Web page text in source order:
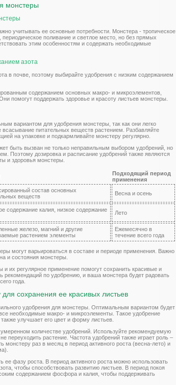
монстеры
учитывать ее основные потребности. Монстера - тропическое
поливание и светлое место, но без прямых
этим особенностям и содержать необходимые
азота
в почве, поэтому выбирайте удобрения с низким содержанием
содержанием основных макро- и микроэлементов,
помогут поддержать здоровье и красоту листьев монстеры.
вариантом для удобрения монстеры, так как они легко
питательных веществ растением. Разбавляйте
на упаковке и подкармливайте монстеру регулярно.
быть вызван не только неправильным выбором удобрений, но
Поэтому дозировка и расписание удобрений также являются
и здоровья монстеры.
Подходящий период
применения
состав основных
веществ
Весна и осень
содержание калия, низкое содержание
Лето
железо, магний и другие
растением элементы
Ежемесячно в
течение всего года
могут варьироваться в составе и периоде применения. Важно
и состояния монстеры.
их регулярное применение помогут сохранить красивые и
рекомендаций по удобрению, и ваша монстера будет радовать
года.
сохранения ее красивых листьев
удобрения для монстеры. Оптимальным вариантом будет
необходимые макро- и микроэлементы. Такое удобрение
улучшает его цвет и форму листьев.
количестве удобрений. Используйте рекомендуемую
переуходить растение. Частота удобрений также играет роль –
монстеру раз в месяц в период активного роста (весна-лето) и
ее фазу роста. В период активного роста можно использовать
чтобы способствовать развитию листьев. В период покоя
содержанием фосфора и калия, чтобы поддерживать